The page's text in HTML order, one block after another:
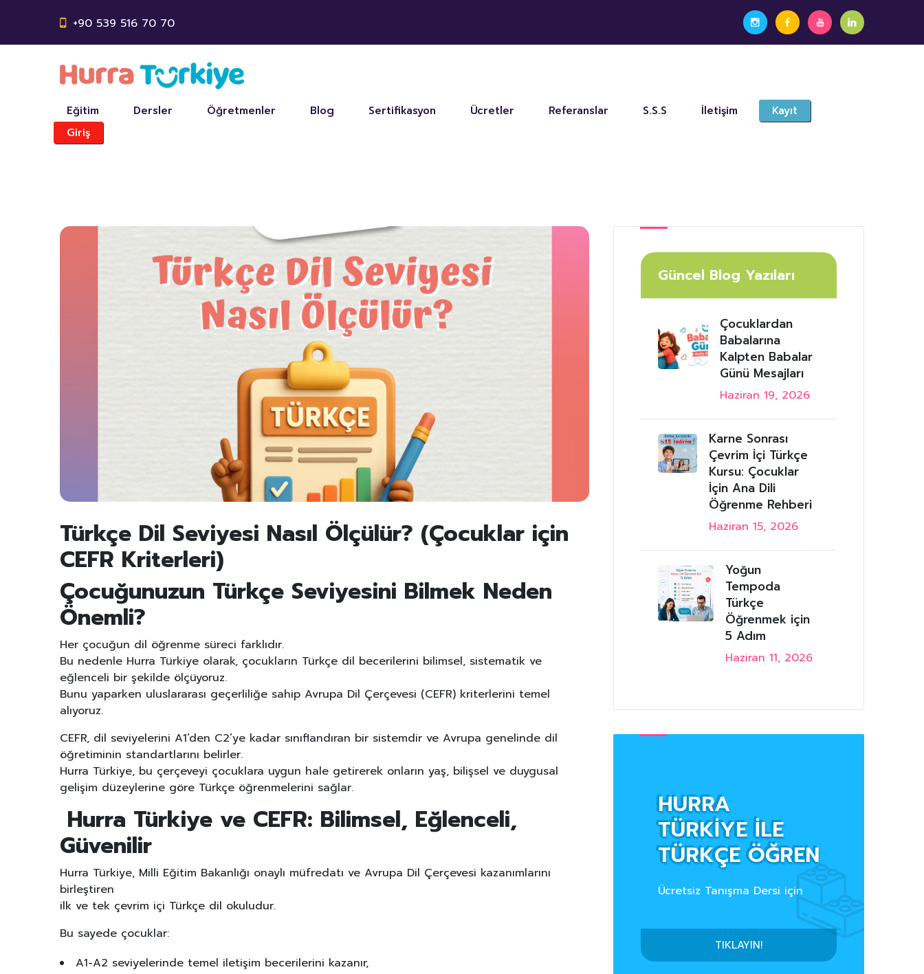
+90 539 516 70 70
Eğitim Dersler Öğretmenler Blog Sertifikasyon Ücretler Referanslar S.S.S İletişim
Kayıt
Giriş
Türkçe Dil Seviyesi Nasıl Ölçülür? (Çocuklar için
CEFR Kriterleri)
Çocuğunuzun Türkçe Seviyesini Bilmek Neden
Önemli?
Her çocuğun dil öğrenme süreci farklıdır.
Bu nedenle Hurra Türkiye olarak, çocukların Türkçe dil becerilerini bilimsel, sistematik ve
eğlenceli bir şekilde ölçüyoruz.
Bunu yaparken uluslararası geçerliliğe sahip Avrupa Dil Çerçevesi (CEFR) kriterlerini temel
alıyoruz.
CEFR, dil seviyelerini A1’den C2’ye kadar sınıflandıran bir sistemdir ve Avrupa genelinde dil
öğretiminin standartlarını belirler.
Hurra Türkiye, bu çerçeveyi çocuklara uygun hale getirerek onların yaş, bilişsel ve duygusal
gelişim düzeylerine göre Türkçe öğrenmelerini sağlar.
Hurra Türkiye ve CEFR: Bilimsel, Eğlenceli,
Güvenilir
Hurra Türkiye, Milli Eğitim Bakanlığı onaylı müfredatı ve Avrupa Dil Çerçevesi kazanımlarını
birleştiren
ilk ve tek çevrim içi Türkçe dil okuludur.
Bu sayede çocuklar:
A1-A2 seviyelerinde temel iletişim becerilerini kazanır,
Güncel Blog Yazıları
Çocuklardan
Babalarına
Kalpten Babalar
Günü Mesajları
Haziran 19, 2026
Karne Sonrası
Çevrim İçi Türkçe
Kursu: Çocuklar
İçin Ana Dili
Öğrenme Rehberi
Haziran 15, 2026
Yoğun
Tempoda
Türkçe
Öğrenmek için
5 Adım
Haziran 11, 2026
HURRA
TÜRKİYE İLE
TÜRKÇE ÖĞREN
Ücretsiz Tanışma Dersi için
TIKLAYIN!